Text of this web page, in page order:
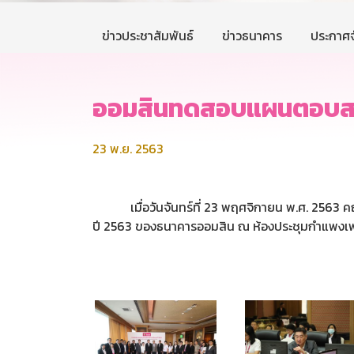
ข่าวประชาสัมพันธ์ ข่าวธนาคาร ประกา
ออมสินทดสอบแผนตอบส
23 พ.ย. 2563
เมื่อวันจันทร์ที่ 23 พฤศจิกายน พ.ศ. 2563 คณะ
ปี 2563 ของธนาคารออมสิน ณ ห้องประชุมกำแพง